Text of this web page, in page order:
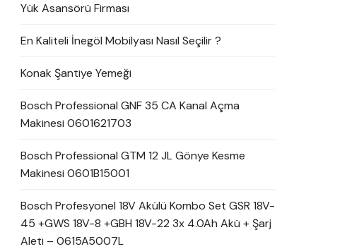
Yük Asansörü Firması
En Kaliteli İnegöl Mobilyası Nasıl Seçilir ?
Konak Şantiye Yemeği
Bosch Professional GNF 35 CA Kanal Açma
Makinesi 0601621703
Bosch Professional GTM 12 JL Gönye Kesme
Makinesi 0601B15001
Bosch Profesyonel 18V Akülü Kombo Set GSR 18V-
45 +GWS 18V-8 +GBH 18V-22 3x 4.0Ah Akü + Şarj
Aleti – 0615A5007L